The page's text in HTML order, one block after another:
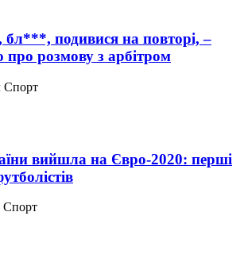
бл***, подивися на повторі, –
про розмову з арбітром
Спорт
вийшла на Євро-2020: перші
Спорт